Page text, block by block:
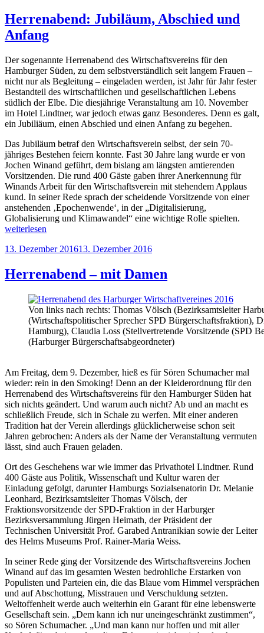
Herrenabend: Jubiläum, Abschied und
Anfang
Der sogenannte Herrenabend des Wirtschaftsvereins für den
Hamburger Süden, zu dem selbstverständlich seit langem Frauen –
nicht nur als Begleitung – eingeladen werden, ist Jahr für Jahr fester
Bestandteil des wirtschaftlichen und gesellschaftlichen Lebens
südlich der Elbe. Die diesjährige Veranstaltung am 10. November
im Hotel Lindtner, war jedoch etwas ganz Besonderes. Denn es galt,
ein Jubiliäum, einen Abschied und einen Anfang zu begehen.
Das Jubiläum betraf den Wirtschaftsverein selbst, der sein 70-
jähriges Bestehen feiern konnte. Fast 30 Jahre lang wurde er von
Jochen Winand geführt, dem bislang am längsten amtierenden
Vorsitzenden. Die rund 400 Gäste gaben ihrer Anerkennung für
Winands Arbeit für den Wirtschaftsverein mit stehendem Applaus
kund. In seiner Rede sprach der scheidende Vorsitzende von einer
anstehenden ‚Epochenwende‘, in der „Digitalisierung,
Globalisierung und Klimawandel“ eine wichtige Rolle spielten.
weiterlesen
Veröffentlicht
13. Dezember 201613. Dezember 2016
Herrenabend – mit Damen
Von links nach rechts: Thomas Völsch (Bezirksamtsleiter
(Wirtschaftspolitischer Sprecher SPD Bürgerschaftsfraktion),
Hamburg), Claudia Loss (Stellvertretende Vorsitzende (SPD
(Harburger Bürgerschaftsabgeordneter)
Am Freitag, dem 9. Dezember, hieß es für Sören Schumacher mal
wieder: rein in den Smoking! Denn an der Kleiderordnung für den
Herrenabend des Wirtschaftsvereins für den Hamburger Süden hat
sich nichts geändert. Und warum auch nicht? Ab und an macht es
schließlich Freude, sich in Schale zu werfen. Mit einer anderen
Tradition hat der Verein allerdings glücklicherweise schon seit
Jahren gebrochen: Anders als der Name der Veranstaltung vermuten
lässt, sind auch Frauen geladen.
Ort des Geschehens war wie immer das Privathotel Lindtner. Rund
400 Gäste aus Politik, Wissenschaft und Kultur waren der
Einladung gefolgt, darunter Hamburgs Sozialsenatorin Dr. Melanie
Leonhard, Bezirksamtsleiter Thomas Völsch, der
Fraktionsvorsitzende der SPD-Fraktion in der Harburger
Bezirksversammlung Jürgen Heimath, der Präsident der
Technischen Universität Prof. Garabed Antranikian sowie der Leiter
des Helms Museums Prof. Rainer-Maria Weiss.
In seiner Rede ging der Vorsitzende des Wirtschaftsvereins Jochen
Winand auf das im gesamten Westen bedrohliche Erstarken von
Populisten und Parteien ein, die das Blaue vom Himmel versprächen
und auf Abschottung, Misstrauen und Verschuldung setzten.
Weltoffenheit werde auch weiterhin ein Garant für eine lebenswerte
Gesellschaft sein. „Dem kann ich nur uneingeschränkt zustimmen“,
so Sören Schumacher. „Und man kann nur hoffen und mit aller